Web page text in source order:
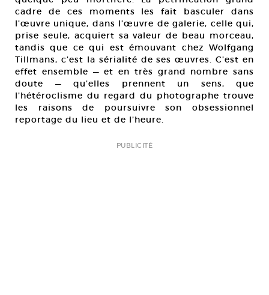
cadre de ces moments les fait basculer dans
l’œuvre unique, dans l’œuvre de galerie, celle qui,
prise seule, acquiert sa valeur de beau morceau,
tandis que ce qui est émouvant chez Wolfgang
Tillmans, c’est la sérialité de ses œuvres. C’est en
effet ensemble — et en très grand nombre sans
doute — qu’elles prennent un sens, que
l’hétéroclisme du regard du photographe trouve
les raisons de poursuivre son obsessionnel
reportage du lieu et de l’heure.
PUBLICITÉ